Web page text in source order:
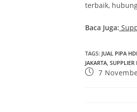
terbaik,
Baca Juga:
TAGS: JUAL PIPA
JAKARTA, SUPPLIER
7